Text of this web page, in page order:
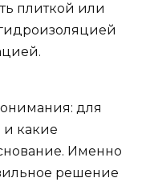
плиткой или
для
и какие
Именно
решение